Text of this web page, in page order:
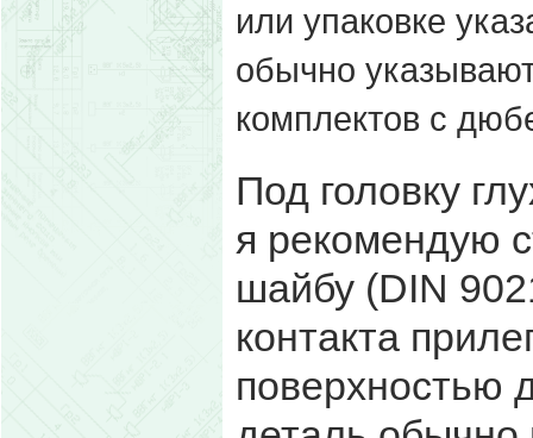
или упаковке
обычно
комплектов с
Под головку
я рекомендую
шайбу (DIN
контакта
поверхностью